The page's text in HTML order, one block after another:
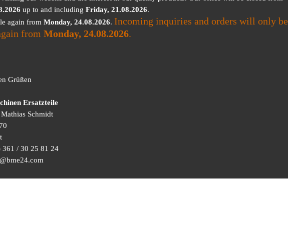
up to and including Friday, 21.08.2026.
again from Monday, 24.08.2026. Incoming inquiries and orders will only be
from Monday, 24.08.2026.
Grüßen
Ersatzteile
Schmidt
361 / 30 25 81 24